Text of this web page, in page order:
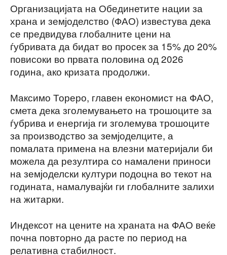
Организацијата на Обединетите нации за
храна и земјоделство (ФАО) известува дека
се предвидува глобалните цени на
ѓубривата да бидат во просек за 15% до 20%
повисоки во првата половина од 2026
година, ако кризата продолжи.
Максимо Тореро, главен економист на ФАО,
смета дека зголемувањето на трошоците за
ѓубрива и енергија ги зголемува трошоците
за производство за земјоделците, а
помалата примена на влезни материјали би
можела да резултира со намалени приноси
на земјоделски култури подоцна во текот на
годината, намалувајќи ги глобалните залихи
на житарки.
Индексот на цените на храната на ФАО веќе
почна повторно да расте по период на
релативна стабилност.